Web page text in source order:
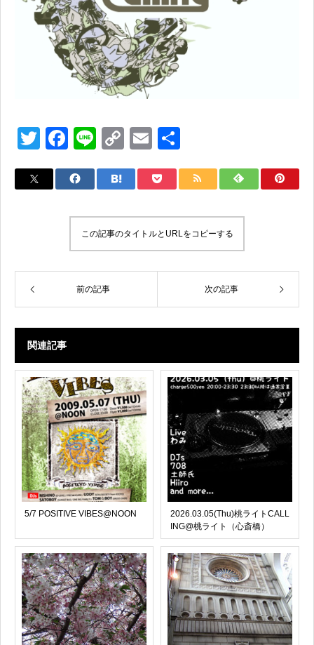
T
tt
F
c
o
o
k
Li
e
C
p
Li
n
k
E
ail
この記事のタイトルとURLをコピーする
前の記事 次の記事
関連記事
5/7 POSITIVE VIBES@NOON
2026.03.05(Thu)桃ライトCALL
ING@桃ライト（心斎橋）